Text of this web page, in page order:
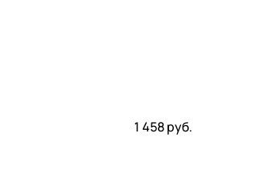
1 458 руб.